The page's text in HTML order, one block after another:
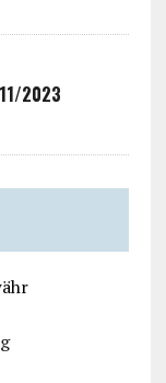
2023